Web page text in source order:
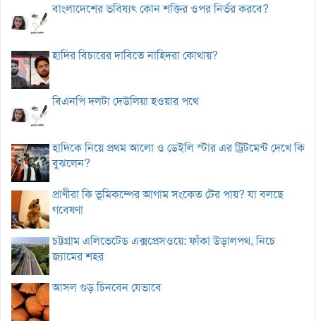
বাংলাদেশের ভবিষ্যৎ কোন শক্তির ওপর নির্ভর করবে?
হাদির বিচারের দাবিতে নাহিদরা কোথায়?
বিএনপি দলটা দেউলিয়া হওয়ার পথে
হাদিকে নিয়ে প্রথম আলো ও ডেইলি স্টার এর ট্রিটমেন্ট দেখে কি
বুঝলেন?
প্রাণীরা কি ভূমিকম্পের আগাম সংকেত টের পায়? যা বলছে
গবেষণা
চট্টগ্রাম এলিভেটেড এক্সপ্রেসওয়ে: ফাঁকা উড়ালপথ, নিচে
জ্যামের শহর
আসল গুড় চিনবেন যেভাবে